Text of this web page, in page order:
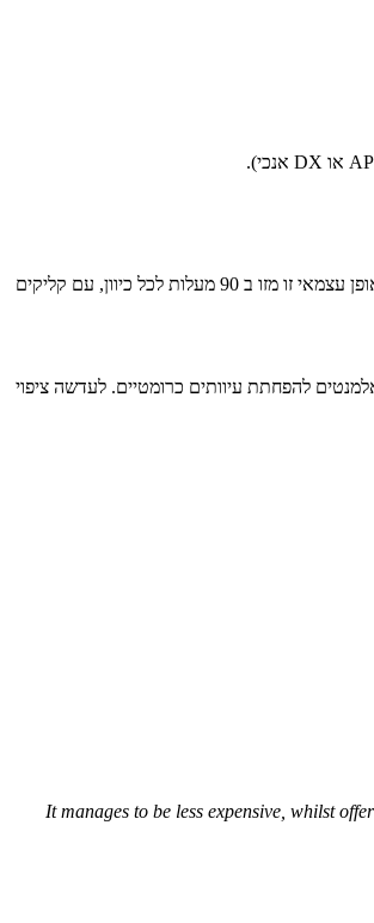
ניתן לבצע תנועת Tilt של 8.5 מעלות לגבי מישור החיישן לשני הכיוונים, וכן תנועת Shift של 12ממ הזזה לגבי החיישן לכל כיוון. את שתי התנועות ניתן לסובב על ציר העדשה באופן עצמאי זו מזו ב 90 מעלות לכל כיוון, עם קליקים
להפחתת עיוותים כרומטיים. לעדשה ציפוי
It manages to be less expensive, whilst